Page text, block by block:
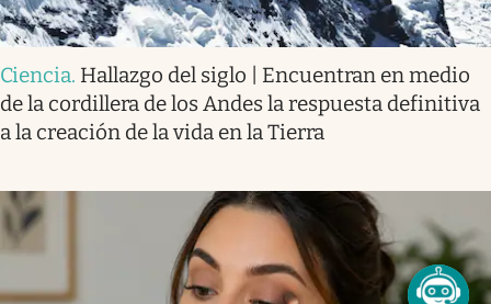
Ciencia. Hallazgo del siglo | Encuentran en medio
de la cordillera de los Andes la respuesta definitiva
a la creación de la vida en la Tierra